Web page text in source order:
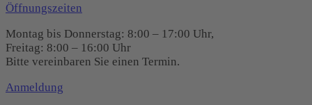
Öffnungszeiten
Montag bis Donnerstag: 8:00 – 17:00 Uhr,
Freitag: 8:00 – 16:00 Uhr
Bitte vereinbaren Sie einen Termin.
Anmeldung